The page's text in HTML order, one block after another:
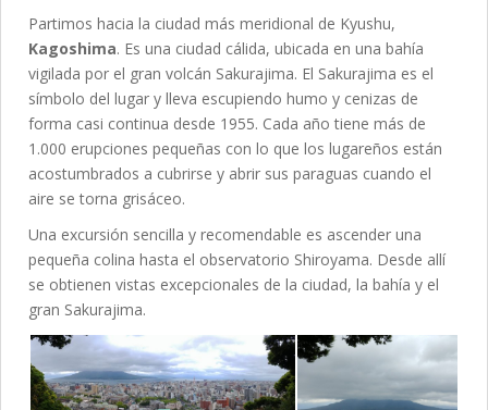
Partimos hacia la ciudad más meridional de Kyushu,
Kagoshima. Es una ciudad cálida, ubicada en una bahía
vigilada por el gran volcán Sakurajima. El Sakurajima es el
símbolo del lugar y lleva escupiendo humo y cenizas de
forma casi continua desde 1955. Cada año tiene más de
1.000 erupciones pequeñas con lo que los lugareños están
acostumbrados a cubrirse y abrir sus paraguas cuando el
aire se torna grisáceo.
Una excursión sencilla y recomendable es ascender una
pequeña colina hasta el observatorio Shiroyama. Desde allí
se obtienen vistas excepcionales de la ciudad, la bahía y el
gran Sakurajima.